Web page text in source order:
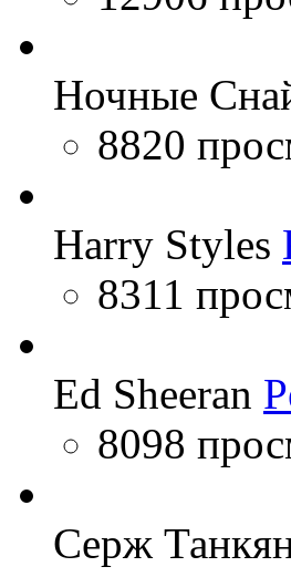
Ночные
8820
Harry Styles
8311
Ed Sheeran
8098
Серж